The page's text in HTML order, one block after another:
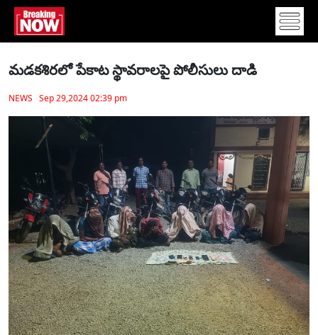
మడకశిరలో పేకాట స్థావరాలపై పోలీసులు దాడి
NEWS Sep 29,2024 02:39 pm